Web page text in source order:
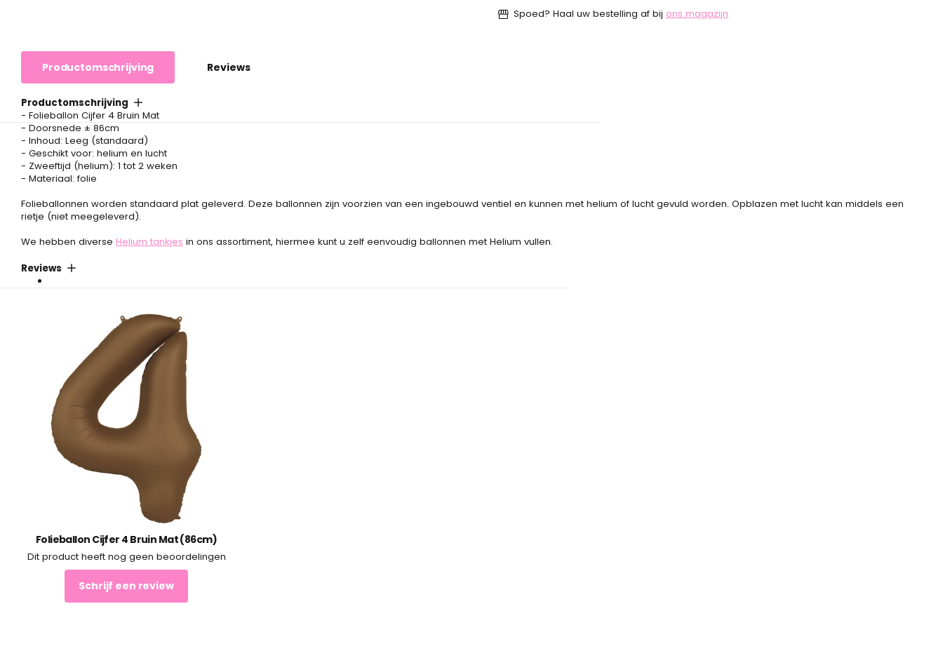
Spoed? Haal uw bestelling af bij ons magazijn
Productomschrijving Reviews
Productomschrijving
- Folieballon Cijfer 4 Bruin Mat
- Doorsnede ± 86cm
- Inhoud: Leeg (standaard)
- Geschikt voor: helium en lucht
- Zweeftijd (helium): 1 tot 2 weken
- Materiaal: folie
Folieballonnen worden standaard plat geleverd. Deze ballonnen zijn voorzien van een ingebouwd ventiel en kunnen met helium of lucht gevuld worden. Opblazen met lucht kan middels een
rietje (niet meegeleverd).
We hebben diverse Helium tankjes in ons assortiment, hiermee kunt u zelf eenvoudig ballonnen met Helium vullen.
Reviews
Folieballon Cijfer 4 Bruin Mat (86cm)
Dit product heeft nog geen beoordelingen
Schrijf een review